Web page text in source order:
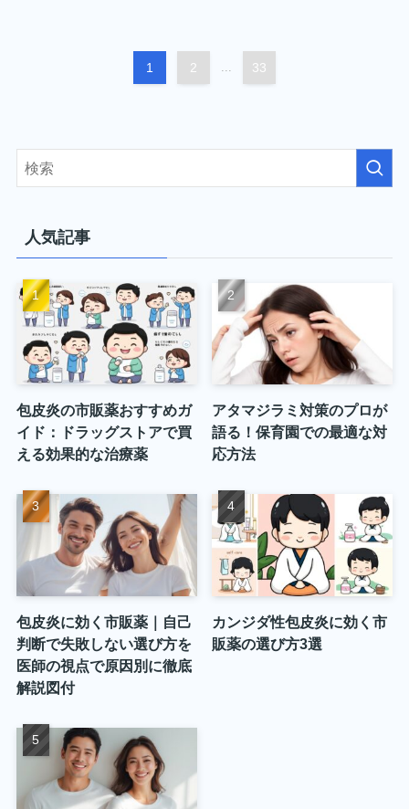
1 2 ... 33
人気記事
包皮炎の市販薬おすすめガ
イド：ドラッグストアで買
える効果的な治療薬
アタマジラミ対策のプロが
語る！保育園での最適な対
応方法
包皮炎に効く市販薬｜自己
判断で失敗しない選び方を
医師の視点で原因別に徹底
解説図付
カンジダ性包皮炎に効く市
販薬の選び方3選